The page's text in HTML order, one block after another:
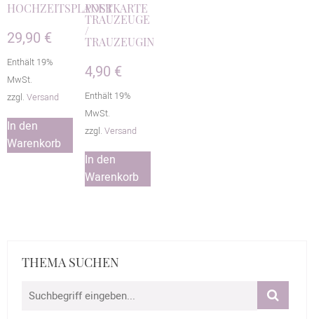
HOCHZEITSPLANER
29,90 €
Enthält 19%
MwSt.
zzgl. Versand
In den
Warenkorb
POSTKARTE
TRAUZEUGE
/
TRAUZEUGIN
4,90 €
Enthält 19%
MwSt.
zzgl. Versand
In den
Warenkorb
THEMA SUCHEN